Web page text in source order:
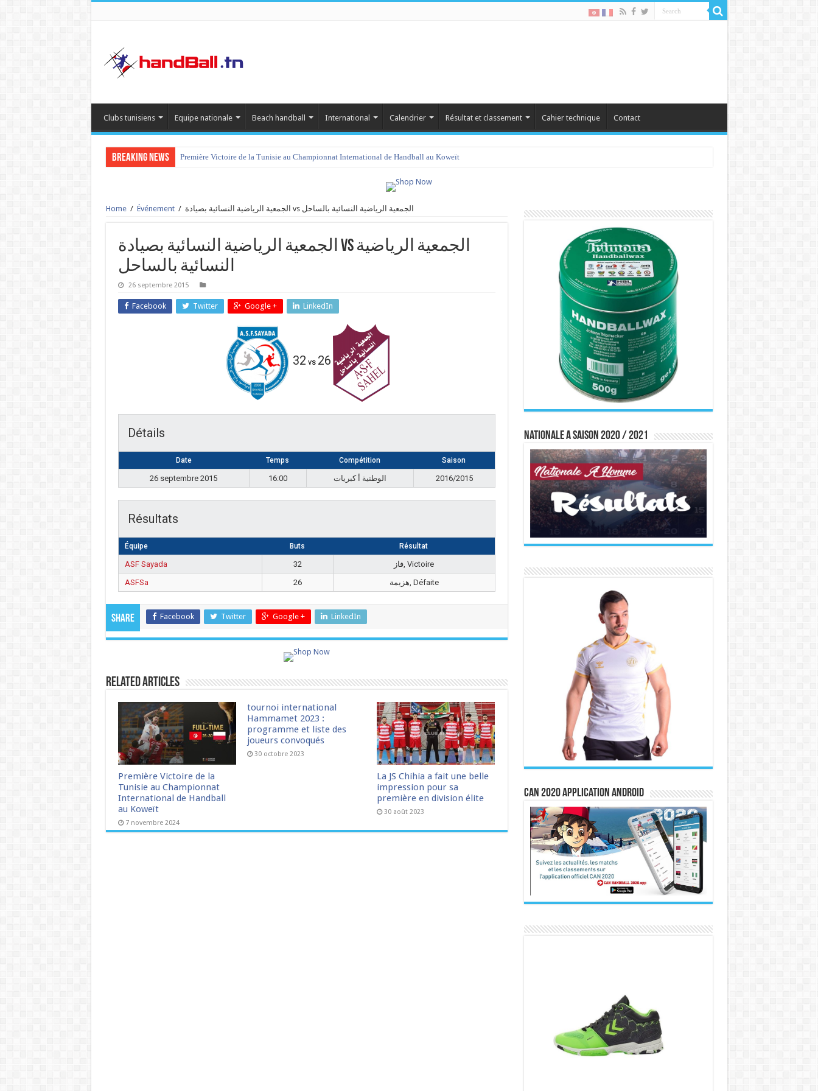
Clubs tunisiens Equipe nationale Beach handball International Calendrier Résultat et classement Cahier technique Contact
Breaking News Première Victoire de la Tunisie au Championnat International de Handball au Koweït
Home / Événement / الجمعية الرياضية النسائية بصيادة vs الجمعية الرياضية النسائية بالساحل
الجمعية الرياضية النسائية بصيادة vs الجمعية الرياضية
النسائية بالساحل
26 septembre 2015
Facebook Twitter Google + LinkedIn
32 vs 26
Détails
Date Temps Compétition Saison
26 septembre 2015 16:00 الوطنية أ كبريات 2016/2015
Résultats
Équipe Buts Résultat
ASF Sayada 32
فاز, Victoire
ASFSa
26 هزيمة, Défaite
Share Facebook Twitter Google + LinkedIn
Related Articles
Première Victoire de la
Tunisie au Championnat
International de Handball
au Koweït
7 novembre 2024
tournoi international
Hammamet 2023 :
programme et liste des
joueurs convoqués
30 octobre 2023
La JS Chihia a fait une belle
impression pour sa
première en division élite
30 août 2023
Nationale A saison 2020 / 2021
CAN 2020 Application Android